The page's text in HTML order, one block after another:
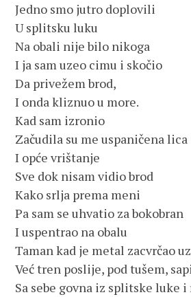
Jedno smo jutro doplovili
U splitsku luku
Na obali nije bilo nikoga
I ja sam uzeo cimu i skočio
Da privežem brod,
I onda kliznuo u more.
Kad sam izronio
Začudila su me uspaničena lica
I opće vrištanje
Sve dok nisam vidio brod
Kako srlja prema meni
Pa sam se uhvatio za bokobran
I uspentrao na obalu
Taman kad je metal zacvrčao
Već tren poslije, pod tušem,
Sa sebe govna iz splitske luke